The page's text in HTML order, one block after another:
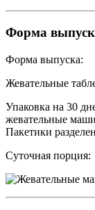
Форма
Форма выпуска:
Жевательные
Упаковка на 30
жевательные
Пакетики
Суточная порция: